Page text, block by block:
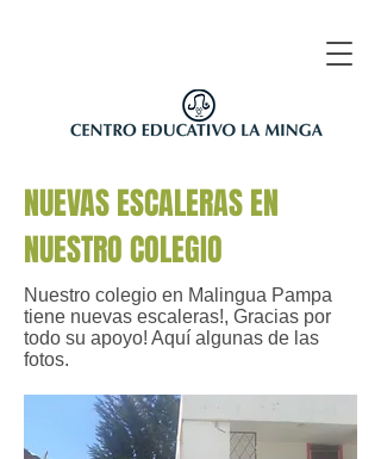
NUEVAS ESCALERAS EN
NUESTRO COLEGIO
Nuestro colegio en Malingua Pampa
tiene nuevas escaleras!, Gracias por
todo su apoyo! Aquí algunas de las
fotos.